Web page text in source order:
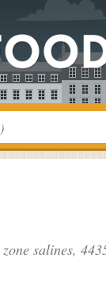
zone salines,